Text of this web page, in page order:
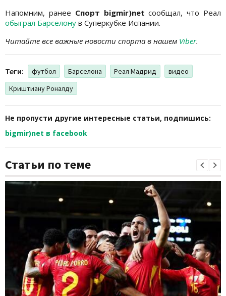
Напомним, ранее Спорт bigmir)net сообщал, что Реал
обыграл Барселону в Суперкубке Испании.
Читайте все важные новости спорта в нашем Viber.
Теги: футбол Барселона Реал Мадрид
видео
Криштиану Роналду
Не пропусти другие интересные статьи, подпишись:
bigmir)net в facebook
Статьи по теме